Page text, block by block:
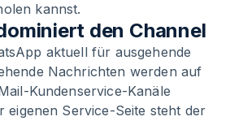
kannst.
den Channel
aktuell für ausgehende
Nachrichten werden auf
Kundenservice-Kanäle
eigenen Service-Seite steht der